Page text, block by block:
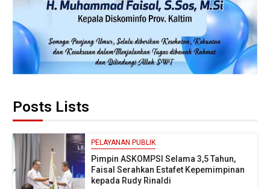
Posts Lists
PELAYANAN PUBLIK
Pimpin ASKOMPSI Selama 3,5 Tahun,
Faisal Serahkan Estafet Kepemimpinan
kepada Rudy Rinaldi